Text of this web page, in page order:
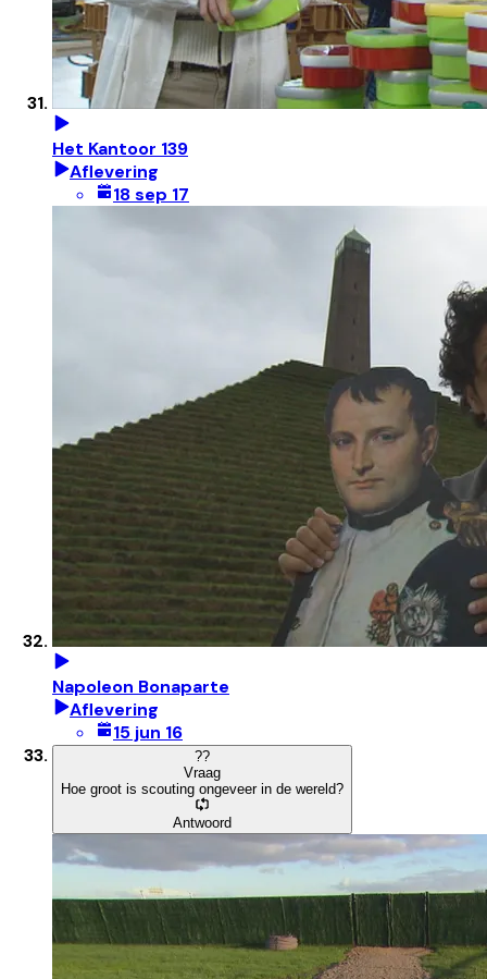
Het Kantoor 139
Aflevering
18 sep 17
Napoleon Bonaparte
Aflevering
15 jun 16
??
Vraag
Hoe groot is scouting ongeveer in de wereld?
Antwoord